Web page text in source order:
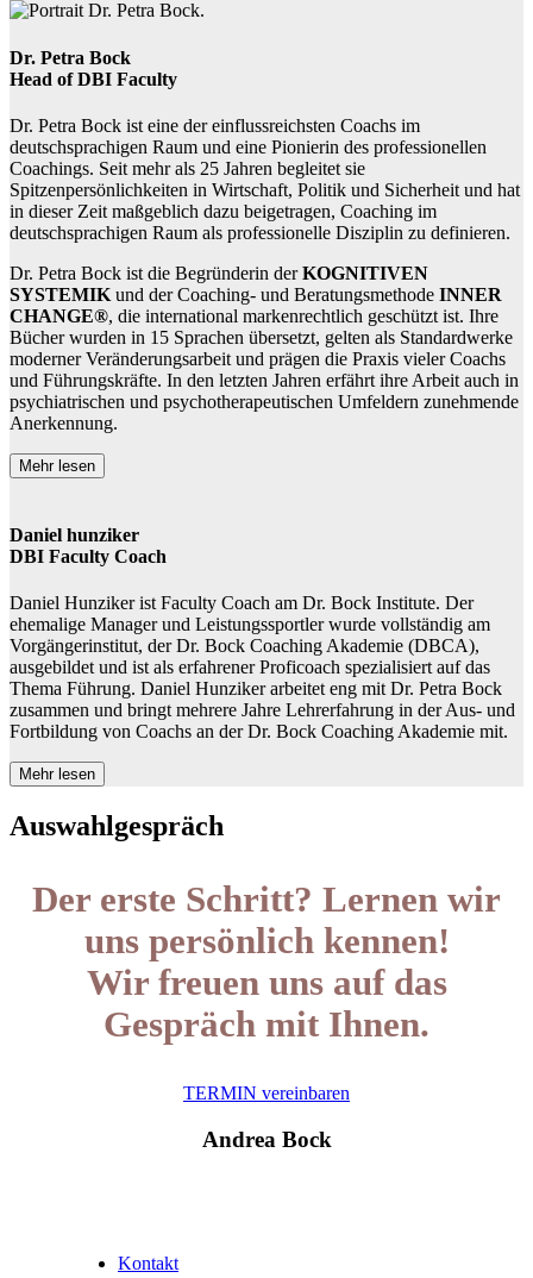
Dr. Petra Bock
Head of DBI Faculty
Dr. Petra Bock ist eine der einflussreichsten Coachs im
deutschsprachigen Raum und eine Pionierin des professionellen
Coachings. Seit mehr als 25 Jahren begleitet sie
Spitzenpersönlichkeiten in Wirtschaft, Politik und Sicherheit und hat
in dieser Zeit maßgeblich dazu beigetragen, Coaching im
deutschsprachigen Raum als professionelle Disziplin zu definieren.
Dr. Petra Bock ist die Begründerin derKOGNITIVEN
SYSTEMIK und der Coaching- und Beratungsmethode INNER
CHANGE®, die international markenrechtlich geschützt ist. Ihre
Bücher wurden in 15 Sprachen übersetzt, gelten als Standardwerke
moderner Veränderungsarbeit und prägen die Praxis vieler Coachs
und Führungskräfte. In den letzten Jahren erfährt ihre Arbeit auch in
psychiatrischen und psychotherapeutischen Umfeldern zunehmende
Anerkennung.
Mehr lesen
Daniel hunziker
DBI Faculty Coach
Daniel Hunziker ist Faculty Coach am Dr. Bock Institute. Der
ehemalige Manager und Leistungssportler wurde vollständig am
Vorgängerinstitut, der Dr. Bock Coaching Akademie (DBCA),
ausgebildet und ist als erfahrener Proficoach spezialisiert auf das
Thema Führung. Daniel Hunziker arbeitet eng mit Dr. Petra Bock
zusammen und bringt mehrere Jahre Lehrerfahrung in der Aus- und
Fortbildung von Coachs an der Dr. Bock Coaching Akademie mit.
Mehr lesen
Auswahlgespräch
Der erste Schritt? Lernen wir
uns persönlich kennen!
Wir freuen uns auf das
Gespräch mit Ihnen.
TERMIN vereinbaren
Andrea Bock
Kontakt